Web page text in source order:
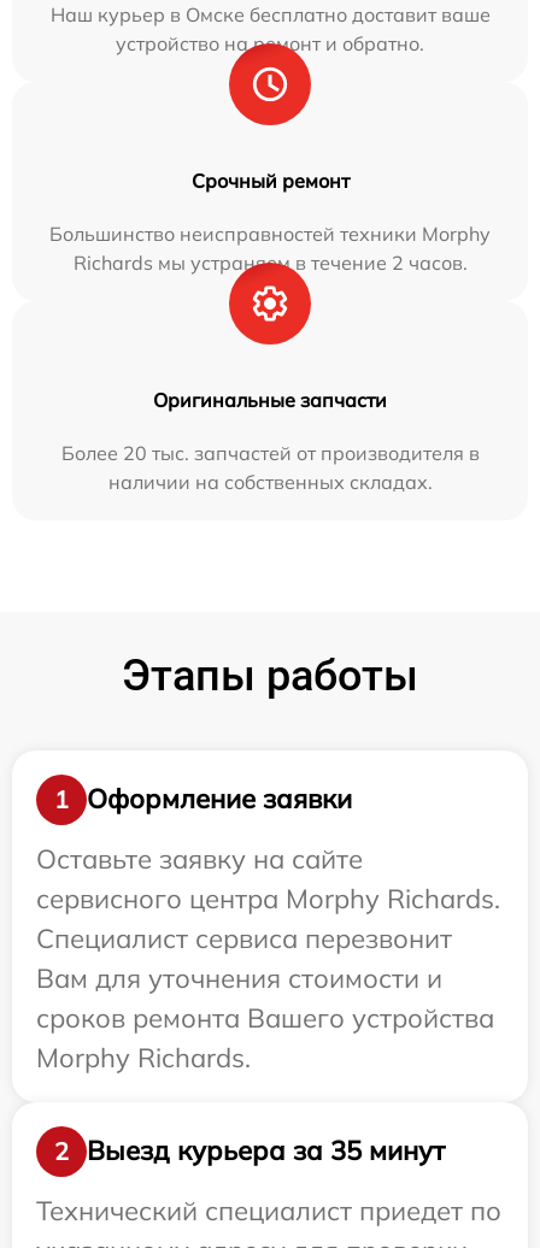
Наш курьер в Омске бесплатно доставит ваше
устройство на ремонт и обратно.
Срочный ремонт
Большинство неисправностей техники Morphy
Richards мы устраняем в течение 2 часов.
Оригинальные запчасти
Более 20 тыс. запчастей от производителя в
наличии на собственных складах.
Этапы работы
1
Оформление заявки
Оставьте заявку на сайте
сервисного центра Morphy Richards.
Специалист сервиса перезвонит
Вам для уточнения стоимости и
сроков ремонта Вашего устройства
Morphy Richards.
2
Выезд курьера за 35 минут
Технический специалист приедет по